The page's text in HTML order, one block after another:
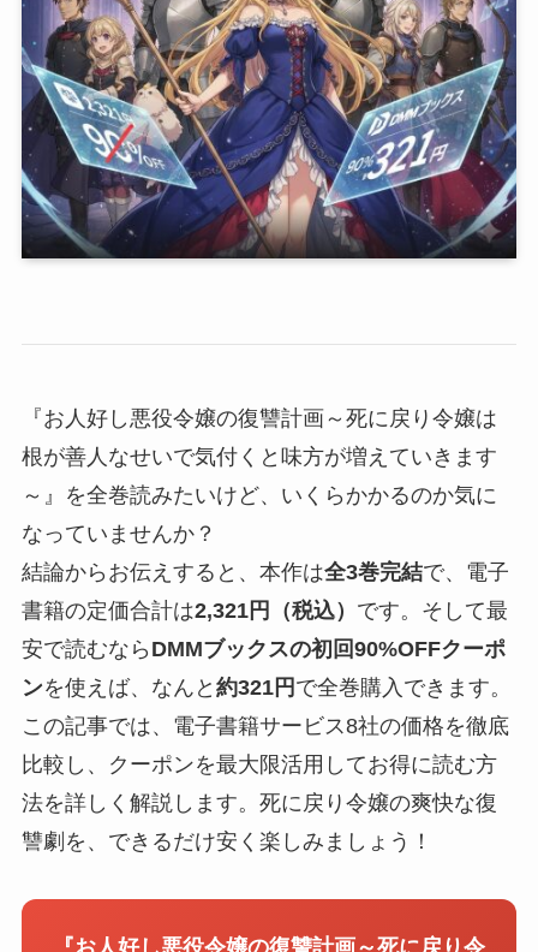
『お人好し悪役令嬢の復讐計画～死に戻り令嬢は
根が善人なせいで気付くと味方が増えていきます
～』を全巻読みたいけど、いくらかかるのか気に
なっていませんか？
結論からお伝えすると、本作は全3巻完結で、電子
書籍の定価合計は2,321円（税込） です。そして最
安で読むなら DMMブックスの初回90%OFFクーポ
ンを使えば、なんと 約321円 で全巻購入できます。
この記事では、電子書籍サービス8社の価格を徹底
比較し、クーポンを最大限活用してお得に読む方
法を詳しく解説します。死に戻り令嬢の爽快な復
讐劇を、できるだけ安く楽しみましょう！